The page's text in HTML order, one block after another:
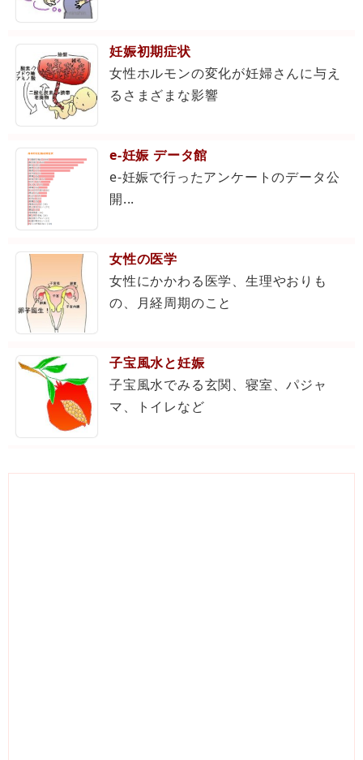
妊娠初期症状
女性ホルモンの変化が妊婦さんに与え
るさまざまな影響
e-妊娠 データ館
e-妊娠で行ったアンケートのデータ公
開...
女性の医学
女性にかかわる医学、生理やおりも
の、月経周期のこと
子宝風水と妊娠
子宝風水でみる玄関、寝室、パジャ
マ、トイレなど